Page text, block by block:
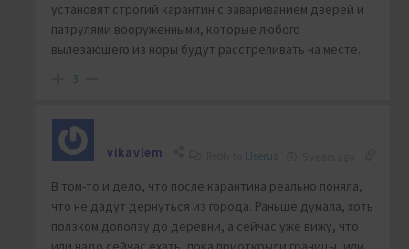
установят строгий карантин с завариванием дверей и
патрулями вооружёнными, которые любого
вылезающего из норы будут расстреливать на месте.
3
vikavlem Userus
В том-то и дело, что после карантина реально поняла,
что не дадут дернуться из города. Раньше думала, хоть
ползком доползу до деревни, а сейчас уже вижу, что